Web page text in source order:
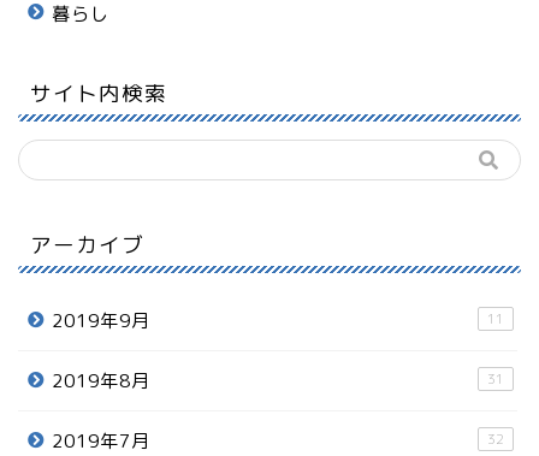
暮らし
サイト内検索
アーカイブ
2019年9月 11
2019年8月 31
2019年7月 32